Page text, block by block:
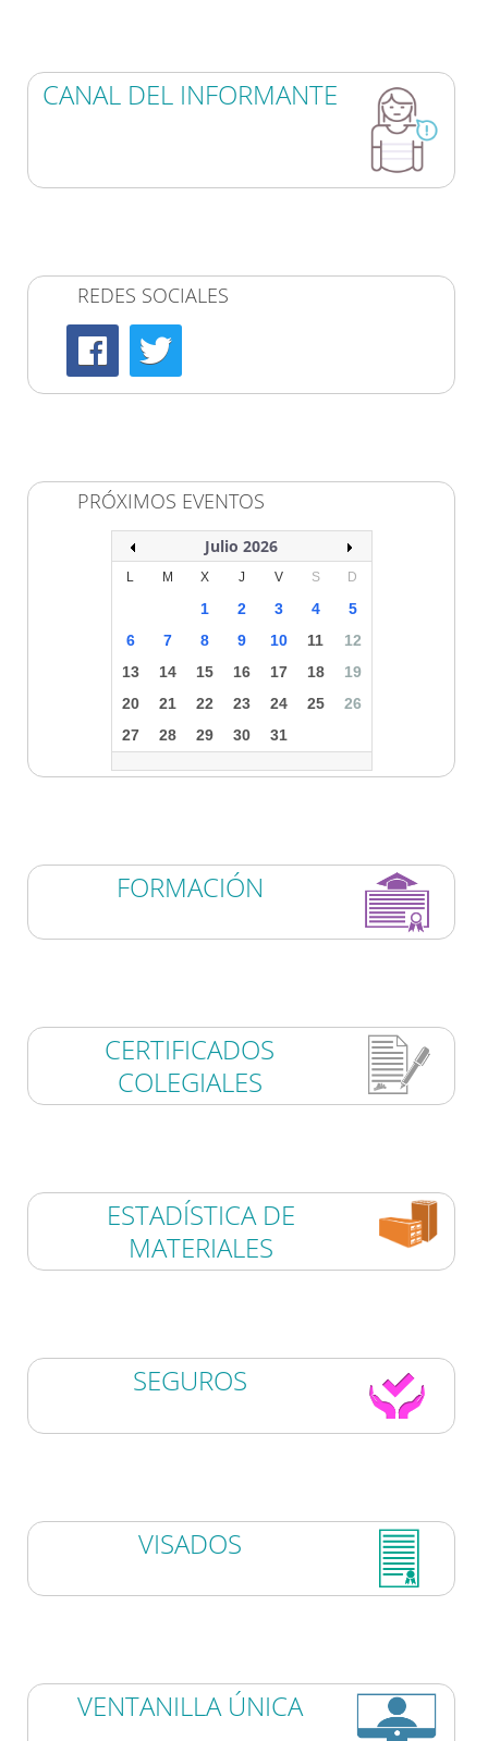
CANAL DEL INFORMANTE
REDES SOCIALES
PRÓXIMOS EVENTOS
Julio 2026
L M X J V S D
1 2 3 4
5
6
7 8 9 10 11
12
13
14 15 16 17 18
19
20
21 22 23 24 25
26
27
28 29 30 31
FORMACIÓN
CERTIFICADOS
COLEGIALES
ESTADÍSTICA DE
MATERIALES
SEGUROS
VISADOS
VENTANILLA ÚNICA